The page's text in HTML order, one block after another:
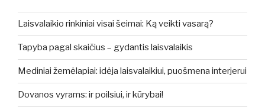
Laisvalaikio rinkiniai visai šeimai: Ką veikti vasarą?
Tapyba pagal skaičius – gydantis laisvalaikis
Mediniai žemėlapiai: idėja laisvalaikiui, puošmena interjerui
Dovanos vyrams: ir poilsiui, ir kūrybai!